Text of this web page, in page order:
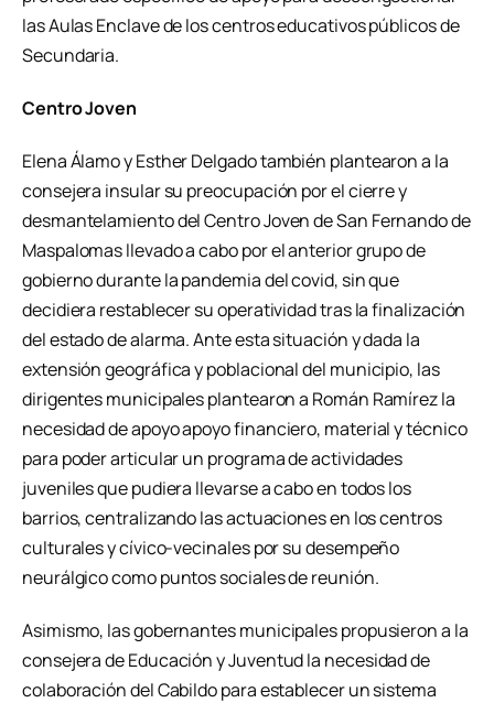
las Aulas Enclave de los centros educativos públicos de
Secundaria.
Centro Joven
Elena Álamo y Esther Delgado también plantearon a la
consejera insular su preocupación por el cierre y
desmantelamiento del Centro Joven de San Fernando de
Maspalomas llevado a cabo por el anterior grupo de
gobierno durante la pandemia del covid, sin que
decidiera restablecer su operatividad tras la finalización
del estado de alarma. Ante esta situación y dada la
extensión geográfica y poblacional del municipio, las
dirigentes municipales plantearon a Román Ramírez la
necesidad de apoyo apoyo financiero, material y técnico
para poder articular un programa de actividades
juveniles que pudiera llevarse a cabo en todos los
barrios, centralizando las actuaciones en los centros
culturales y cívico-vecinales por su desempeño
neurálgico como puntos sociales de reunión.
Asimismo, las gobernantes municipales propusieron a la
consejera de Educación y Juventud la necesidad de
colaboración del Cabildo para establecer un sistema